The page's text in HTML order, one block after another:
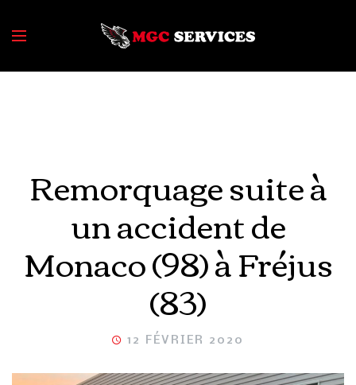
Remorquage suite à
un accident de
Monaco (98) à Fréjus
(83)
12 FÉVRIER 2020